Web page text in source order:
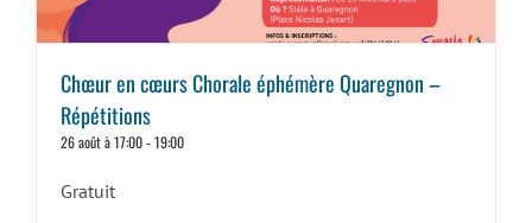
Chœur en cœurs Chorale éphémère Quaregnon –
Répétitions
26 août à 17:00-19:00
Gratuit